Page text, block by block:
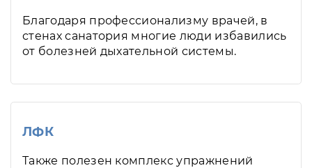
Благодаря профессионализму врачей, в
стенах санатория многие люди избавились
от болезней дыхательной системы.
ЛФК
Также полезен комплекс упражнений